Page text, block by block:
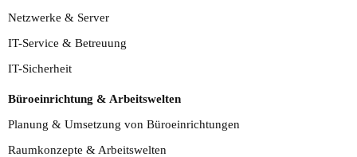
Netzwerke & Server
IT-Service & Betreuung
IT-Sicherheit
Büroeinrichtung & Arbeitswelten
Planung & Umsetzung von Büroeinrichtungen
Raumkonzepte & Arbeitswelten